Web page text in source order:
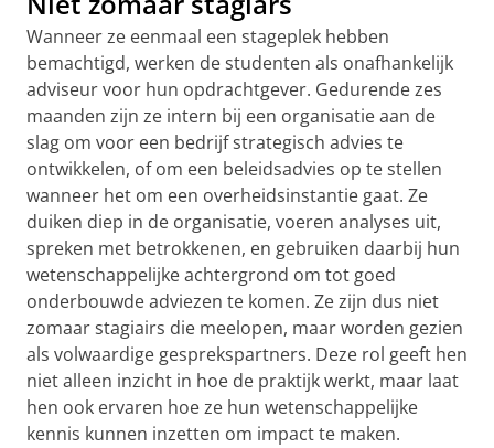
Wanneer ze eenmaal een stageplek hebben
bemachtigd, werken de studenten als onafhankelijk
adviseur voor hun opdrachtgever. Gedurende zes
maanden zijn ze intern bij een organisatie aan de
slag om voor een bedrijf strategisch advies te
ontwikkelen, of om een beleidsadvies op te stellen
wanneer het om een overheidsinstantie gaat. Ze
duiken diep in de organisatie, voeren analyses uit,
spreken met betrokkenen, en gebruiken daarbij hun
wetenschappelijke achtergrond om tot goed
onderbouwde adviezen te komen. Ze zijn dus niet
zomaar stagiairs die meelopen, maar worden gezien
als volwaardige gesprekspartners. Deze rol geeft hen
niet alleen inzicht in hoe de praktijk werkt, maar laat
hen ook ervaren hoe ze hun wetenschappelijke
kennis kunnen inzetten om impact te maken.